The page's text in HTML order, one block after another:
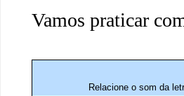
Vamos praticar